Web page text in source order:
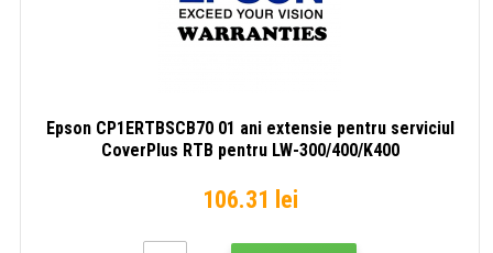
Epson CP1ERTBSCB70 01 ani extensie pentru serviciul
CoverPlus RTB pentru LW-300/400/K400
106.31 lei